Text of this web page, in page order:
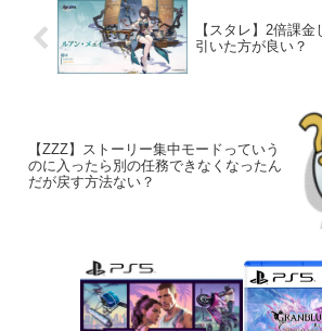
【スタレ】2倍課
引いた方が良い？
【ZZZ】ストーリー集中モードっていう
のに入ったら別の任務できなくなったん
だが戻す方法ない？